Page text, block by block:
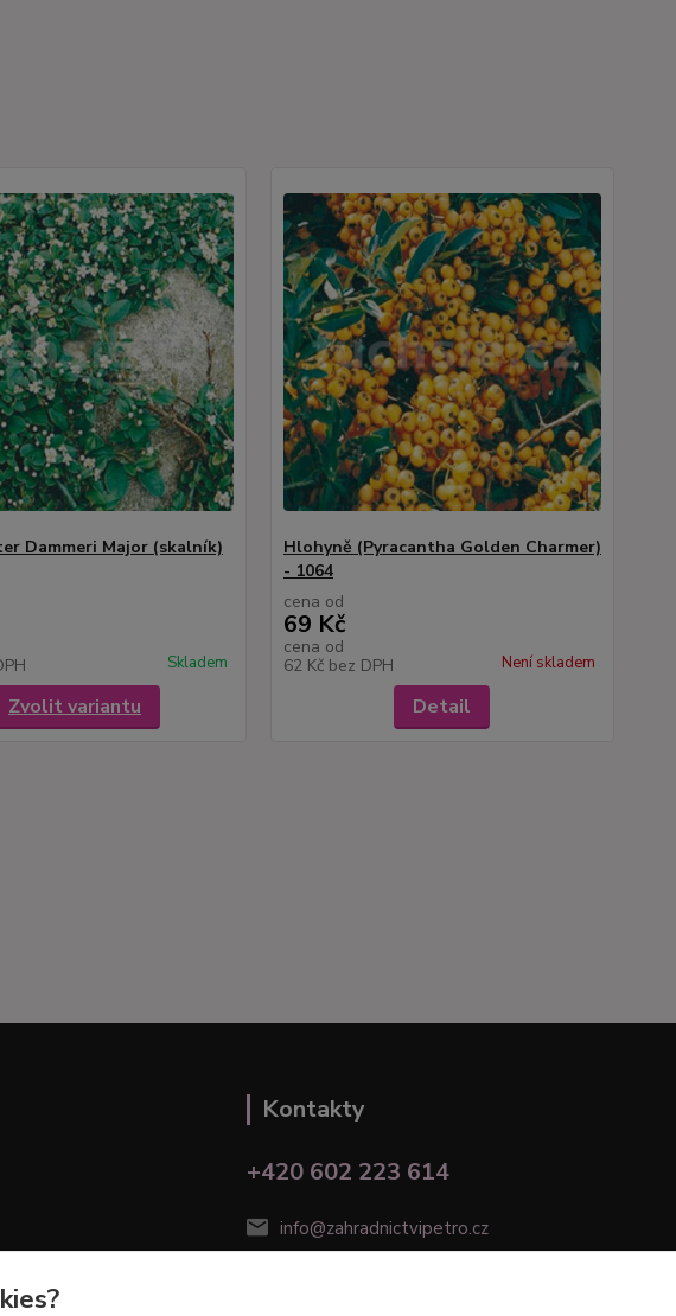
Dammeri Major (skalník)
Skladem
Zvolit variantu
Hlohyně (Pyracantha Golden Charmer)
- 1064
cena od
69 Kč
cena od
62 Kč bez DPH Není skladem
Detail
Kontakty
+420 602 223 614
info@zahradnictvipetro.cz